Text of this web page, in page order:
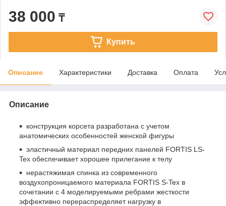
38 000 ₸
Купить
Описание Характеристики Доставка Оплата
Описание
конструкция корсета разработана с учетом
анатомических особенностей женской фигуры
эластичный материал передних панелей FORTIS LS-
Tex обеспечивает хорошее прилегание к телу
нерастяжимая спинка из современного
воздухопроницаемого материала FORTIS S-Tex в
сочетании с 4 моделируемыми ребрами жесткости
эффективно перераспределяет нагрузку в